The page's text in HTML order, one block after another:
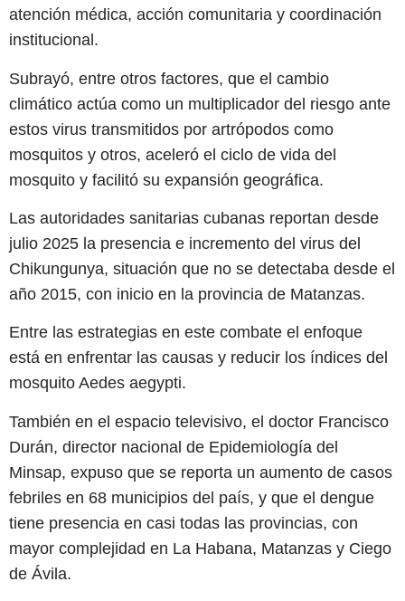
atención médica, acción comunitaria y coordinación
institucional.
Subrayó, entre otros factores, que el cambio
climático actúa como un multiplicador del riesgo ante
estos virus transmitidos por artrópodos como
mosquitos y otros, aceleró el ciclo de vida del
mosquito y facilitó su expansión geográfica.
Las autoridades sanitarias cubanas reportan desde
julio 2025 la presencia e incremento del virus del
Chikungunya, situación que no se detectaba desde el
año 2015, con inicio en la provincia de Matanzas.
Entre las estrategias en este combate el enfoque
está en enfrentar las causas y reducir los índices del
mosquito Aedes aegypti.
También en el espacio televisivo, el doctor Francisco
Durán, director nacional de Epidemiología del
Minsap, expuso que se reporta un aumento de casos
febriles en 68 municipios del país, y que el dengue
tiene presencia en casi todas las provincias, con
mayor complejidad en La Habana, Matanzas y Ciego
de Ávila.